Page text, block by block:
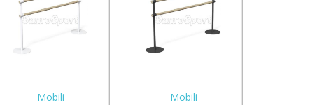
Mobili
Mobili